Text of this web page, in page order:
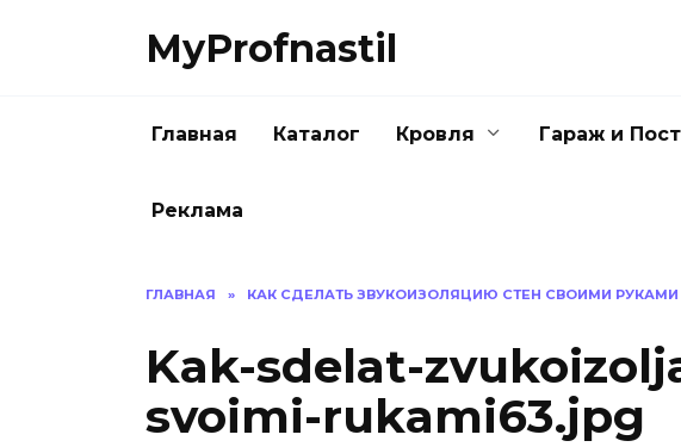
MyProfnastil
Главная Каталог Кровля Гараж и
Реклама
ГЛАВНАЯ » КАК СДЕЛАТЬ ЗВУКОИЗОЛЯЦИЮ СТЕН СВОИМИ РУКАМИ
Kak-sdelat-
svoimi-rukami63.jpg